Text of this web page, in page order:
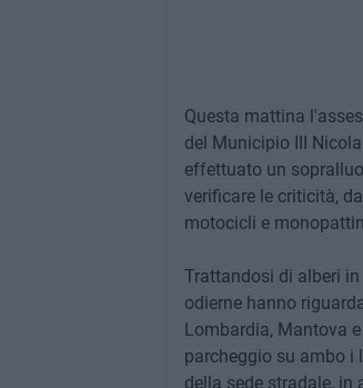
Questa mattina
del Municipio III
effettuato un
verificare le criticità,
motocicli e
Trattandosi di alberi
odierne hanno
Lombardia, Mantova
parcheggio su ambo i
della sede stradale,